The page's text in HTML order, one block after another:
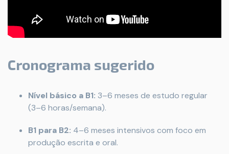
Cronograma sugerido
Nível básico a B1: 3–6 meses de estudo regular
(3–6 horas/semana).
B1 para B2: 4–6 meses intensivos com foco em
produção escrita e oral.